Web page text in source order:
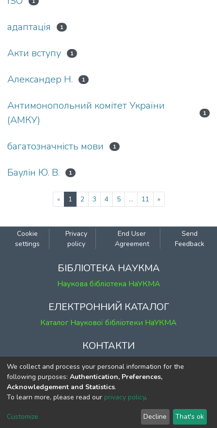
адаптація 1
Акти вступу 1
Александер Н. 1
Антимонопольний комітет України
(АМКУ)
1
багатозначність мови 1
Баулін Ю. В. 1
« 1(current)
2 3 4 5 ... 11 »
Cookie
settings
Privacy
policy
End User
Agreement
Send
Feedback
БІБЛІОТЕКА НАУКМА
Наукова бібліотека НаУКМА
ЕЛЕКТРОННИЙ КАТАЛОГ
Каталог Наукової бібліотеки НаУКМА
КОНТАКТИ
м. Київ, вул. Григорія Сковороди, 2
к. 1, к. 120
тел. (044) 463-69-31
ekmair@ukma.edu.ua
We collect and process your personal information for the
following purposes: Authentication, Preferences,
Acknowledgement and Statistics.
To learn more, please read our privacy policy.
Customize Decline That's ok